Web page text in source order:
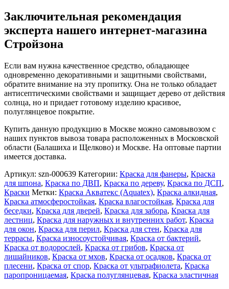
Заключительная рекомендация
эксперта нашего интернет-магазина
Стройзона
Если вам нужна качественное средство, обладающее
одновременно декоративными и защитными свойствами,
обратите внимание на эту пропитку. Она не только обладает
антисептическими свойствами и защищает дерево от действия
солнца, но и придает готовому изделию красивое,
полуглянцевое покрытие.
Купить данную продукцию в Москве можно самовывозом с
наших пунктов вывоза товара расположенных в Московской
области (Балашиха и Щелково) и Москве. На оптовые партии
имеется доставка.
Артикул: szn-000639 Категории: Краска для фанеры, Краска
для шпона, Краска по ДВП, Краска по дереву, Краска по ДСП,
Краски Метки: Краска Акватекс (Aquatex), Краска алкидная,
Краска атмосферостойкая, Краска влагостойкая, Краска для
беседки, Краска для дверей, Краска для забора, Краска для
лестниц, Краска для наружных и внутренних работ, Краска
для окон, Краска для перил, Краска для стен, Краска для
террасы, Краска износоустойчивая, Краска от бактерий,
Краска от водорослей, Краска от грибов, Краска от
лишайников, Краска от мхов, Краска от осадков, Краска от
плесени, Краска от спор, Краска от ультрафиолета, Краска
паропроницаемая, Краска полуглянцевая, Краска эластичная